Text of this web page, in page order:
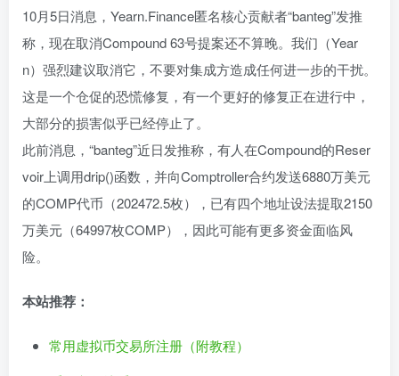
10月5日消息，Yearn.Finance匿名核心贡献者“banteg”发推
称，现在取消Compound 63号提案还不算晚。我们（Year
n）强烈建议取消它，不要对集成方造成任何进一步的干扰。
这是一个仓促的恐慌修复，有一个更好的修复正在进行中，
大部分的损害似乎已经停止了。
此前消息，“banteg”近日发推称，有人在Compound的Reser
voir上调用drip()函数，并向Comptroller合约发送6880万美元
的COMP代币（202472.5枚），已有四个地址设法提取2150
万美元（64997枚COMP），因此可能有更多资金面临风
险。
本站推荐：
常用虚拟币交易所注册（附教程）